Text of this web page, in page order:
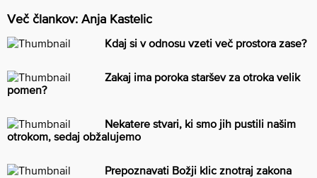
Več člankov: Anja Kastelic
Kdaj si v odnosu vzeti več prostora zase?
Zakaj ima poroka staršev za otroka velik
pomen?
Nekatere stvari, ki smo jih pustili našim
otrokom, sedaj obžalujemo
Prepoznavati Božji klic znotraj zakona